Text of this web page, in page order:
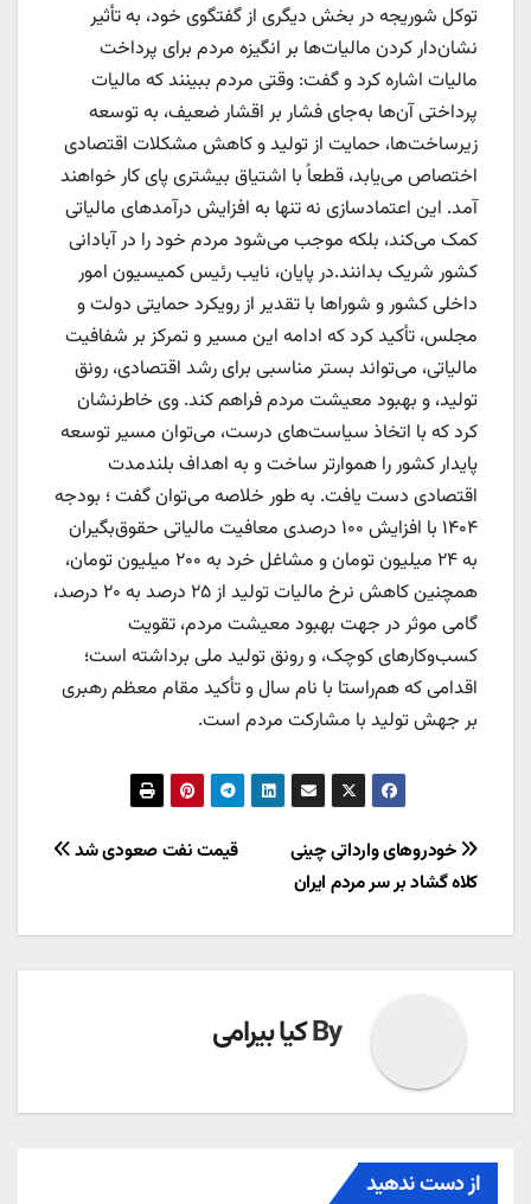
توکل شوریجه در بخش دیگری از گفتگوی خود، به تأثیر
نشان‌دار کردن مالیات‌ها بر انگیزه مردم برای پرداخت
مالیات اشاره کرد و گفت: وقتی مردم ببینند که مالیات
پرداختی آن‌ها به‌جای فشار بر اقشار ضعیف، به توسعه
زیرساخت‌ها، حمایت از تولید و کاهش مشکلات اقتصادی
اختصاص می‌یابد، قطعاً با اشتیاق بیشتری پای کار خواهند
آمد. این اعتمادسازی نه تنها به افزایش درآمدهای مالیاتی
کمک می‌کند، بلکه موجب می‌شود مردم خود را در آبادانی
کشور شریک بدانند.در پایان، نایب رئیس کمیسیون امور
داخلی کشور و شوراها با تقدیر از رویکرد حمایتی دولت و
مجلس، تأکید کرد که ادامه این مسیر و تمرکز بر شفافیت
مالیاتی، می‌تواند بستر مناسبی برای رشد اقتصادی، رونق
تولید، و بهبود معیشت مردم فراهم کند. وی خاطرنشان
کرد که با اتخاذ سیاست‌های درست، می‌توان مسیر توسعه
پایدار کشور را هموارتر ساخت و به اهداف بلندمدت
اقتصادی دست یافت. به طور خلاصه می‌توان گفت ؛ بودجه
۱۴۰۴ با افزایش ۱۰۰ درصدی معافیت مالیاتی حقوق‌بگیران
به ۲۴ میلیون تومان و مشاغل خرد به ۲۰۰ میلیون تومان،
همچنین کاهش نرخ مالیات تولید از ۲۵ درصد به ۲۰ درصد،
گامی موثر در جهت بهبود معیشت مردم، تقویت
کسب‌وکارهای کوچک، و رونق تولید ملی برداشته است؛
اقدامی که هم‌راستا با نام سال و تأکید مقام معظم رهبری
بر جهش تولید با مشارکت مردم است.
راهبری
نوشته
قیمت نفت صعودی شد
خودروهای وارداتی چینی
کلاه گشاد بر سر مردم ایران
Byکیا بیرامی
از دست ندهید